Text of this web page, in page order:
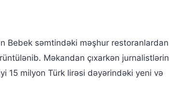
Bebek səmtindəki məşhur restoranlardan
Məkandan çıxarkən jurnalistlərin
15 milyon Türk lirəsi dəyərindəki yeni və